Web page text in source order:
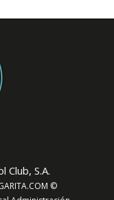
Club, S.A.
©